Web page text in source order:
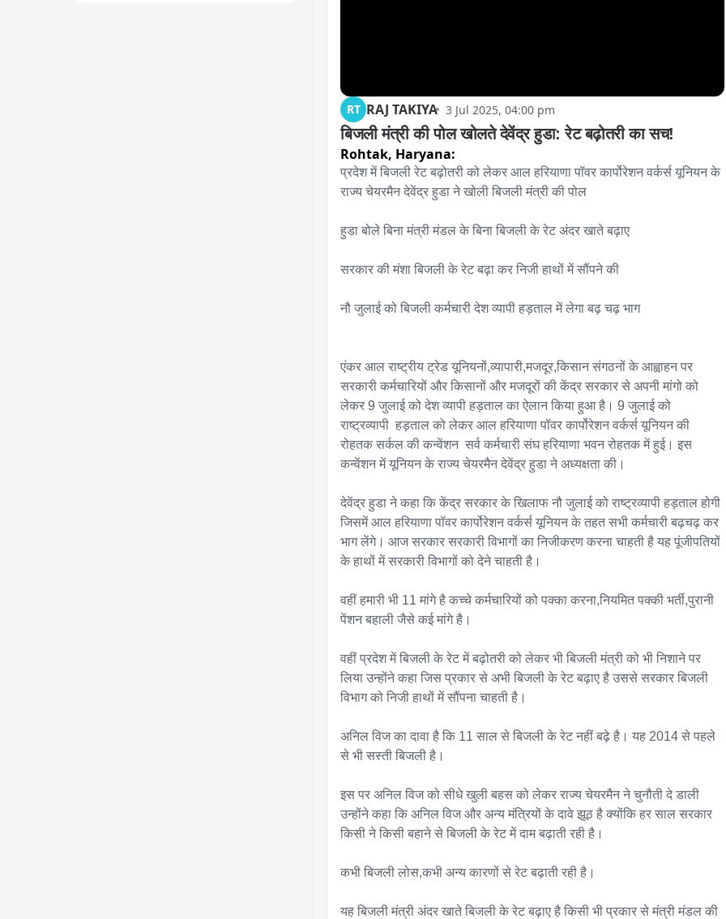
RT RAJ TAKIYA 3 Jul 2025, 04:00 pm
बिजली मंत्री की पोल खोलते देवेंद्र हुडा: रेट बढ़ोतरी का सच!
Rohtak, Haryana:
प्रदेश में बिजली रेट बढ़ोतरी को लेकर आल हरियाणा पॉवर कार्पोरेशन वर्कर्स यूनियन के
राज्य चेयरमैन देवेंद्र हुडा ने खोली बिजली मंत्री की पोल
हुडा बोले बिना मंत्री मंडल के बिना बिजली के रेट अंदर खाते बढ़ाए
सरकार की मंशा बिजली के रेट बढ़ा कर निजी हाथों में सौंपने की
नौ जुलाई को बिजली कर्मचारी देश व्यापी हड़ताल में लेगा बढ़ चढ़ भाग
एंकर आल राष्ट्रीय ट्रेड यूनियनों,व्यापारी,मजदूर,किसान संगठनों के आह्वाहन पर
सरकारी कर्मचारियों और किसानों और मजदूरों की केंद्र सरकार से अपनी मांगो को
लेकर 9 जुलाई को देश व्यापी हड़ताल का ऐलान किया हुआ है। 9 जुलाई को
राष्ट्रव्यापी  हड़ताल को लेकर आल हरियाणा पॉवर कार्पोरेशन वर्कर्स यूनियन की
रोहतक सर्कल की कन्वेंशन  सर्व कर्मचारी संघ हरियाणा भवन रोहतक में हुई। इस
कन्वेंशन में यूनियन के राज्य चेयरमैन देवेंद्र हुडा ने अध्यक्षता की।
देवेंद्र हुडा ने कहा कि केंद्र सरकार के खिलाफ नौ जुलाई को राष्ट्रव्यापी हड़ताल होगी
जिसमें आल हरियाणा पॉवर कार्पोरेशन वर्कर्स यूनियन के तहत सभी कर्मचारी बढ़चढ़ कर
भाग लेंगे। आज सरकार सरकारी विभागों का निजीकरण करना चाहती है यह पूंजीपतियों
के हाथों में सरकारी विभागों को देने चाहती है।
वहीं हमारी भी 11 मांगे है कच्चे कर्मचारियों को पक्का करना,नियमित पक्की भर्ती,पुरानी
पेंशन बहाली जैसे कई मांगे है।
वहीं प्रदेश में बिजली के रेट में बढ़ोतरी को लेकर भी बिजली मंत्री को भी निशाने पर
लिया उन्होंने कहा जिस प्रकार से अभी बिजली के रेट बढ़ाए है उससे सरकार बिजली
विभाग को निजी हाथों में सौंपना चाहती है।
अनिल विज का दावा है कि 11 साल से बिजली के रेट नहीं बढ़े है। यह 2014 से पहले
से भी सस्ती बिजली है।
इस पर अनिल विज को सीधे खुली बहस को लेकर राज्य चेयरमैन ने चुनौती दे डाली
उन्होंने कहा कि अनिल विज और अन्य मंत्रियों के दावे झूठ है क्योंकि हर साल सरकार
किसी ने किसी बहाने से बिजली के रेट में दाम बढ़ाती रही है।
कभी बिजली लोस,कभी अन्य कारणों से रेट बढ़ाती रही है।
यह बिजली मंत्री अंदर खाते बिजली के रेट बढ़ाए है किसी भी प्रकार से मंत्री मंडल की